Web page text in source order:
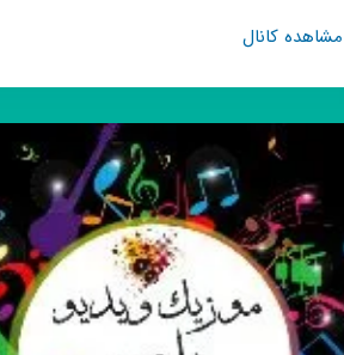
مشاهده کانالکانال
[گــGIFــیف
عـاشـقـانـه]
گیف
کلیپ
❤
🔥‌‌
حاضر